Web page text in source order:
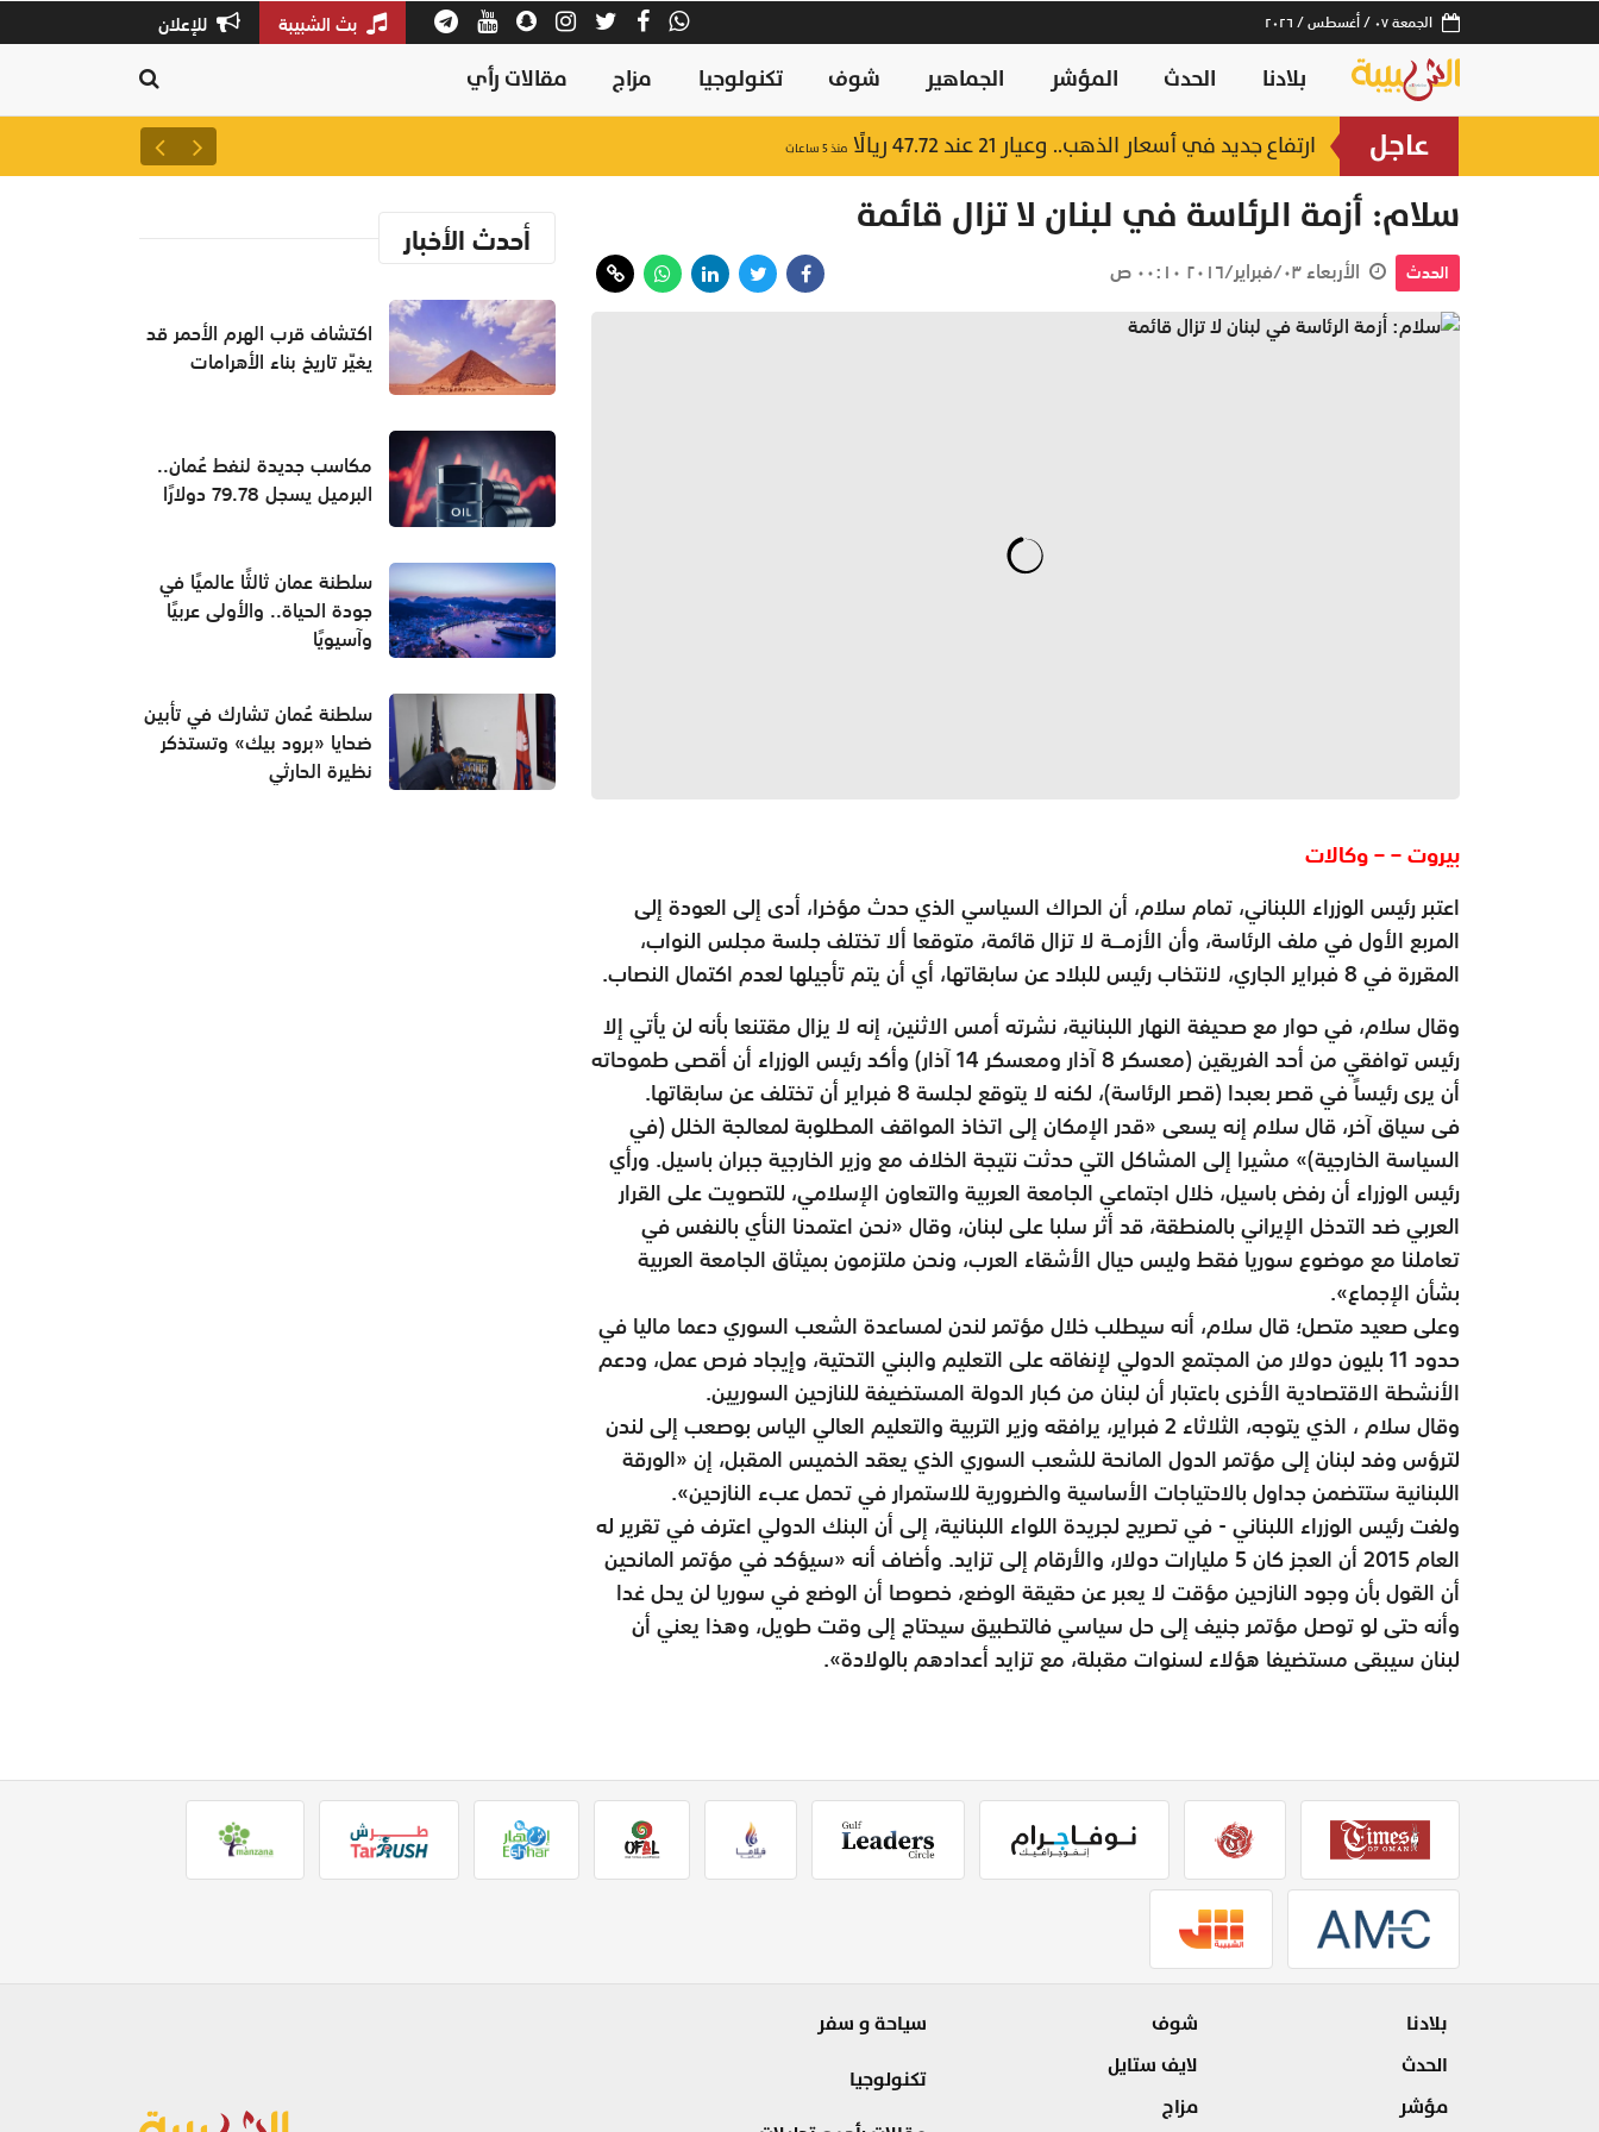
الجمعة ٠٧ / أغسطس / ٢٠٢٦ بث الشبيبة للإعلان
بلادنا الحدث المؤشر الجماهير شوف تكنولوجيا مزاج مقالات رأي
عاجل ارتفاع جديد في أسعار الذهب.. وعيار 21 عند 47.72 ريالًا منذ ٥ ساعات سلطنة عمان ثالثًا عالميًا في
سلام: أزمة الرئاسة في لبنان لا تزال قائمة
الحدث الأربعاء ٠٣/فبراير/٢٠١٦ ٠٠:١٠ ص
بيروت – – وكالات
اعتبر رئيس الوزراء اللبناني، تمام سلام، أن الحراك السياسي الذي حدث مؤخرا، أدى إلى العودة إلى
المربع الأول في ملف الرئاسة، وأن الأزمـــة لا تزال قائمة، متوقعا ألا تختلف جلسة مجلس النواب،
المقررة في 8 فبراير الجاري، لانتخاب رئيس للبلاد عن سابقاتها، أي أن يتم تأجيلها لعدم اكتمال النصاب.
وقال سلام، في حوار مع صحيفة النهار اللبنانية، نشرته أمس الاثنين، إنه لا يزال مقتنعا بأنه لن يأتي إلا
رئيس توافقي من أحد الفريقين (معسكر 8 آذار ومعسكر 14 آذار) وأكد رئيس الوزراء أن أقصى طموحاته
أن يرى رئيساً في قصر بعبدا (قصر الرئاسة)، لكنه لا يتوقع لجلسة 8 فبراير أن تختلف عن سابقاتها.
فى سياق آخر، قال سلام إنه يسعى «قدر الإمكان إلى اتخاذ المواقف المطلوبة لمعالجة الخلل (في
السياسة الخارجية)» مشيرا إلى المشاكل التي حدثت نتيجة الخلاف مع وزير الخارجية جبران باسيل. ورأي
رئيس الوزراء أن رفض باسيل، خلال اجتماعي الجامعة العربية والتعاون الإسلامي، للتصويت على القرار
العربي ضد التدخل الإيراني بالمنطقة، قد أثر سلبا على لبنان، وقال «نحن اعتمدنا النأي بالنفس في
تعاملنا مع موضوع سوريا فقط وليس حيال الأشقاء العرب، ونحن ملتزمون بميثاق الجامعة العربية
بشأن الإجماع».
وعلى صعيد متصل؛ قال سلام، أنه سيطلب خلال مؤتمر لندن لمساعدة الشعب السوري دعما ماليا في
حدود 11 بليون دولار من المجتمع الدولي لإنفاقه على التعليم والبني التحتية، وإيجاد فرص عمل، ودعم
الأنشطة الاقتصادية الأخرى باعتبار أن لبنان من كبار الدولة المستضيفة للنازحين السوريين.
وقال سلام ، الذي يتوجه، الثلاثاء 2 فبراير، يرافقه وزير التربية والتعليم العالي الياس بوصعب إلى لندن
لترؤس وفد لبنان إلى مؤتمر الدول المانحة للشعب السوري الذي يعقد الخميس المقبل، إن «الورقة
اللبنانية ستتضمن جداول بالاحتياجات الأساسية والضرورية للاستمرار في تحمل عبء النازحين».
ولفت رئيس الوزراء اللبناني - في تصريح لجريدة اللواء اللبنانية، إلى أن البنك الدولي اعترف في تقرير له
العام 2015 أن العجز كان 5 مليارات دولار، والأرقام إلى تزايد. وأضاف أنه «سيؤكد في مؤتمر المانحين
أن القول بأن وجود النازحين مؤقت لا يعبر عن حقيقة الوضع، خصوصا أن الوضع في سوريا لن يحل غدا
وأنه حتى لو توصل مؤتمر جنيف إلى حل سياسي فالتطبيق سيحتاج إلى وقت طويل، وهذا يعني أن
لبنان سيبقى مستضيفا هؤلاء لسنوات مقبلة، مع تزايد أعدادهم بالولادة».
أحدث الأخبار
اكتشاف قرب الهرم الأحمر قد
يغيّر تاريخ بناء الأهرامات
مكاسب جديدة لنفط عُمان..
البرميل يسجل 79.78 دولارًا
سلطنة عمان ثالثًا عالميًا في
جودة الحياة.. والأولى عربيًا
وآسيويًا
سلطنة عُمان تشارك في تأبين
ضحايا «برود بيك» وتستذكر
نظيرة الحارثي
بلادنا
الحدث
مؤشر
شوف
لايف ستايل
مزاج
سياحة و سفر
تكنولوجيا